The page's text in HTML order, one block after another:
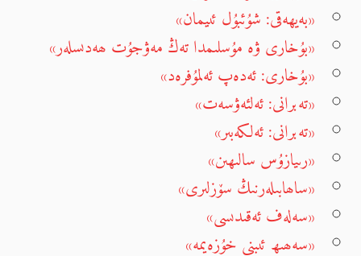
«بەيھەقى: شۇئبۇل ئىيمان»
«بۇخارى ۋە مۇسلىمدا تەڭ مەۋجۇت ھەدىسلەر»
«بۇخارى: ئەدەپ ئەلمۇفرەد»
«تەبرانى: ئەلئەۋسەت»
«تەبرانى: ئەلكەبىر»
«رىيازۇس سالىھىن»
«ساھابىلەرنىڭ سۆزلىرى»
«سەلەف ئەقىدىسى»
«سەھىھ ئىبنى خۇزەيمە»